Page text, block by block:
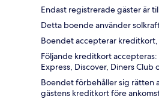
Endast registrerade gäster är
Detta boende använder
Boendet accepterar
Följande kreditkort
Express, Discover, Diners Club
Boendet förbehåller sig rätten
gästens kreditkort före